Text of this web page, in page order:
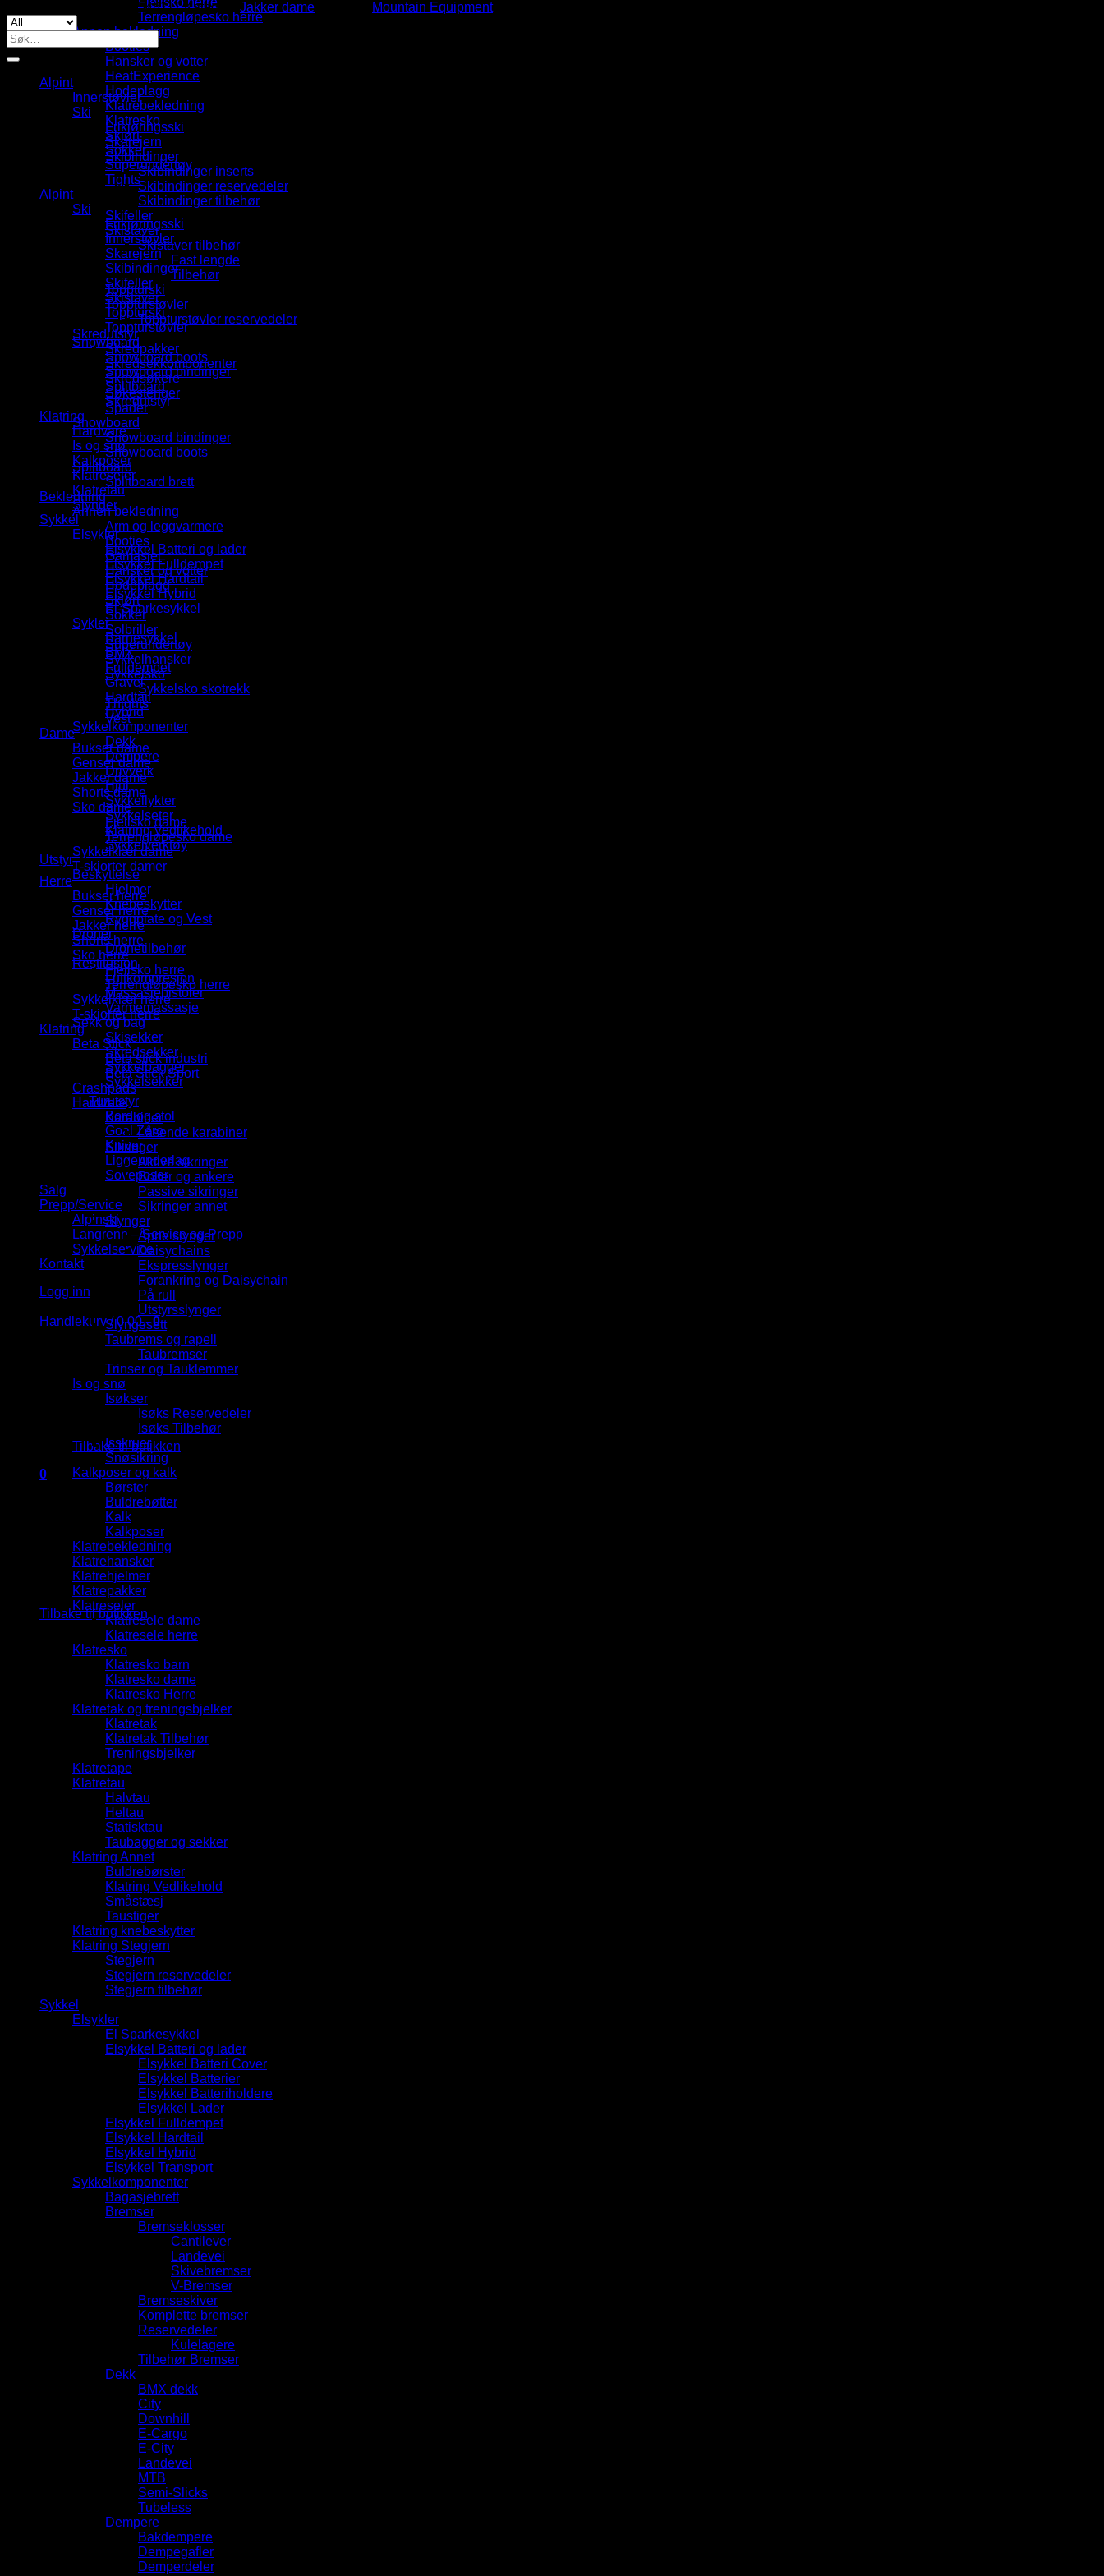
Terrengløpesko herre
Annen bekledning
Booties
Hansker og votter
HeatExperience
Hodeplagg
Klatrebekledning
Klatresko
Skjørt
Sokker
Superundertøy
Tights
Alpint
Ski
Frikjøringsski
Innerstøvler
Skarejern
Skibindinger
Skifeller
Skistaver
Toppturski
Toppturstøvler
Snowboard
Snowboard boots
Snowboard bindinger
Splitboard
Skredutstyr
Klatring
Hardvare
Is og snø
Kalkposer
Klatreseler
Klatretau
Slynger
Sykkel
Elsykler
Elsykkel Batteri og lader
Elsykkel Fulldempet
Elsykkel Hardtail
Elsykkel Hybrid
El-Sparkesykkel
Sykler
Barnesykkel
BMX
Fulldempet
Gravel
Hardtail
Hybrid
Sykkelkomponenter
Dekk
Dempere
Drivverk
Hjul
Sykkellykter
Sykkelseter
Klatring Vedlikehold
Sykkelverktøy
Utstyr
Beskyttelse
Hjelmer
Knebeskytter
Ryggplate og Vest
Droner
Dronetilbehør
Restitusjon
Luftkompresjon
Massasjepistoler
Varmemassasje
Sekk og bag
Skisekker
Skredsekker
Sykkelbagger
Sykkelsekker
Turutstyr
Bord og stol
Goal Zero
Kniver
Liggeunderlag
Soveposer
Salg
Prepp/Service
Alpinski
Langrenn – Service og Prepp
Sykkelservice
Kontakt
Logg inn
Handlekurv /0,00,- 0
Du har ingen produkter i handlekurven.
Tilbake til butikken
0
Handlekurv
Du har ingen produkter i handlekurven.
Tilbake til butikken
-
Stellar
Blue/Majolica
antall
XCS-548111 Kategori: Jakker dame Mountain Equipment
Søk
etter:
Alpint
Innerstøvler
Ski
Frikjøringsski
Skarejern
Skibindinger
Skibindinger inserts
Skibindinger reservedeler
Skibindinger tilbehør
Skifeller
Skistaver
Skistaver tilbehør
Fast lengde
Tilbehør
Toppturski
Toppturstøvler
Toppturstøvler reservedeler
Skredutstyr
Skredpakker
Skredsekkomponenter
Skredsøkere
Søkestenger
Spader
Snowboard
Snowboard bindinger
Snowboard boots
Splitboard
Splitboard brett
Bekledning
Annen bekledning
Arm og leggvarmere
Booties
Gamasjer
Hansker og votter
Hodeplagg
Skjørt
Sokker
Solbriller
Superundertøy
Sykkelhansker
Sykkelsko
Sykkelsko skotrekk
Thights
Vest
Dame
Bukser dame
Genser dame
Jakker dame
Shorts dame
Sko dame
Fjellsko dame
Terrengløpesko dame
Sykkelklær dame
T-skjorter damer
Herre
Bukser herre
Genser herre
Jakker herre
Shorts herre
Sko herre
Fjellsko herre
Terrengløpesko herre
Sykkelklær herre
T-skjorter herre
Klatring
Beta Stick
Beta stick industri
Beta Stick Sport
Crashpads
Hardvare
Karabiner
Låsende karabiner
Sikringer
Aktive sikringer
Bolter og ankere
Passive sikringer
Sikringer annet
Slynger
Åpne slynger
Daisychains
Ekspresslynger
Forankring og Daisychain
På rull
Utstyrsslynger
Slyngesett
Taubrems og rapell
Taubremser
Trinser og Tauklemmer
Is og snø
Isøkser
Isøks Reservedeler
Isøks Tilbehør
Isskruer
Snøsikring
Kalkposer og kalk
Børster
Buldrebøtter
Kalk
Kalkposer
Klatrebekledning
Klatrehansker
Klatrehjelmer
Klatrepakker
Klatreseler
Klatresele dame
Klatresele herre
Klatresko
Klatresko barn
Klatresko dame
Klatresko Herre
Klatretak og treningsbjelker
Klatretak
Klatretak Tilbehør
Treningsbjelker
Klatretape
Klatretau
Halvtau
Heltau
Statisktau
Taubagger og sekker
Klatring Annet
Buldrebørster
Klatring Vedlikehold
Småstæsj
Taustiger
Klatring knebeskytter
Klatring Stegjern
Stegjern
Stegjern reservedeler
Stegjern tilbehør
Sykkel
Elsykler
El Sparkesykkel
Elsykkel Batteri og lader
Elsykkel Batteri Cover
Elsykkel Batterier
Elsykkel Batteriholdere
Elsykkel Lader
Elsykkel Fulldempet
Elsykkel Hardtail
Elsykkel Hybrid
Elsykkel Transport
Sykkelkomponenter
Bagasjebrett
Bremser
Bremseklosser
Cantilever
Landevei
Skivebremser
V-Bremser
Bremseskiver
Komplette bremser
Reservedeler
Kulelagere
Tilbehør Bremser
Dekk
BMX dekk
City
Downhill
E-Cargo
E-City
Landevei
MTB
Semi-Slicks
Tubeless
Dempere
Bakdempere
Dempegafler
Demperdeler